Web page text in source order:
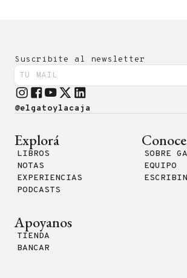
Suscribite al newsletter
@elgatoylacaja
Explorá
LIBROS
NOTAS
EXPERIENCIAS
PODCASTS
SOBRE
EQUIPO
Apoyanos
TIENDA
BANCAR